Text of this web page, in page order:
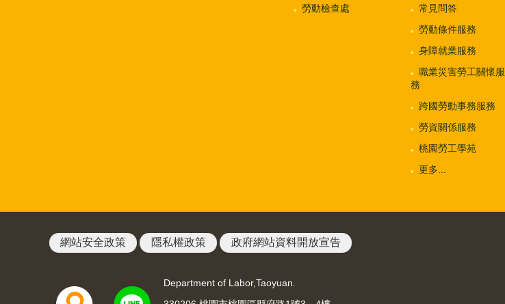
勞動檢查處
常見問答
勞動條件服務
身障就業服務
職業災害勞工關懷服
務
跨國勞動事務服務
勞資關係服務
桃園勞工學苑
更多...
網站安全政策 隱私權政策 政府網站資料開放宣告
Department of Labor,Taoyuan.